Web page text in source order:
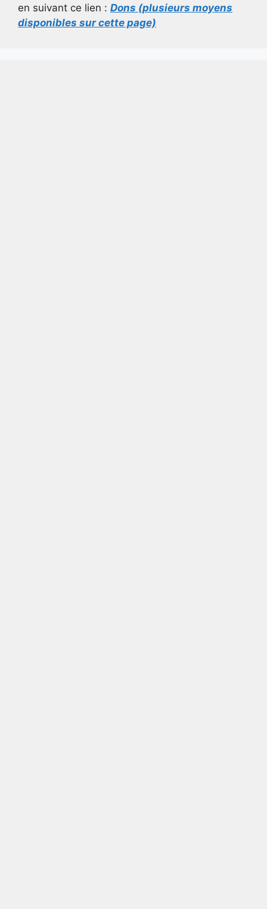
en suivant ce lien : Dons (plusieurs moyens
disponibles sur cette page)